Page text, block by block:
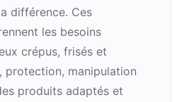
différence. Ces
les besoins
crépus, frisés et
protection, manipulation
produits adaptés et